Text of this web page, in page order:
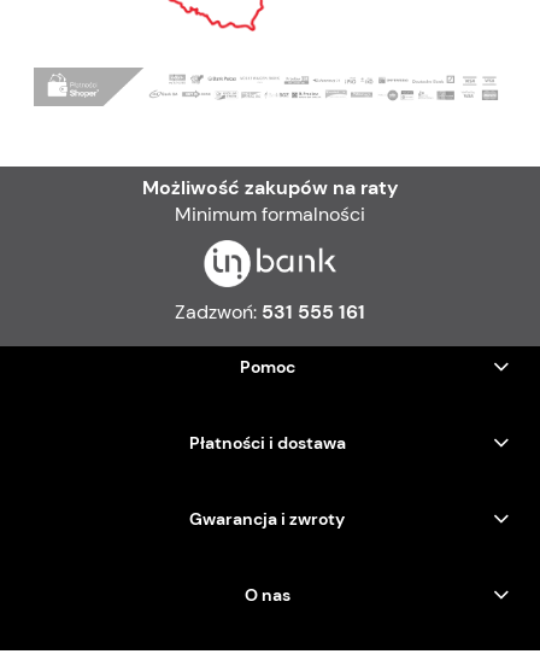
Możliwość zakupów na raty
Minimum formalności
Zadzwoń: 531 555 161
Pomoc
Płatności i dostawa
Gwarancja i zwroty
O nas